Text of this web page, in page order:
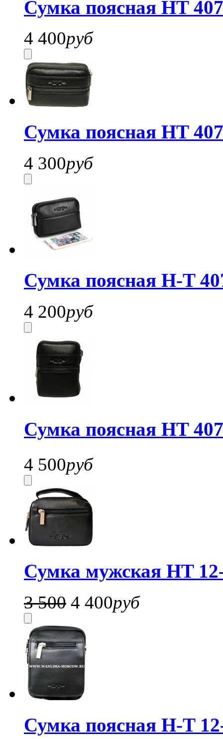
Сумка поясная HT
4 400руб
Сумка поясная HT
4 300руб
Сумка поясная H-T
4 200руб
Сумка поясная HT
4 500руб
Сумка мужская HT
3 500 4 400руб
Сумка поясная H-T